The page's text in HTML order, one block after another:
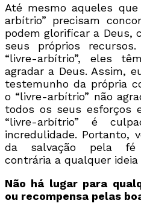
Até mesmo aqueles
arbítrio” precisam
podem glorificar a Deus,
seus próprios
“livre-arbítrio”, eles
agradar a Deus. Assim,
testemunho da própria
o “livre-arbítrio” não
todos os seus esforços
“livre-arbítrio” é
incredulidade. Portanto,
da salvação pela fé
contrária a qualquer ideia
Não há lugar para
ou recompensa pelas